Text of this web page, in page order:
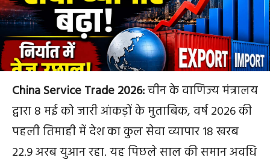
China Service Trade 2026:चीन के वाणिज्य मंत्रालय
द्वारा 8 मई को जारी आंकड़ों के मुताबिक, वर्ष 2026 की
पहली तिमाही में देश का कुल सेवा व्यापार 18 खरब
22.9 अरब युआन रहा. यह पिछले साल की समान अवधि